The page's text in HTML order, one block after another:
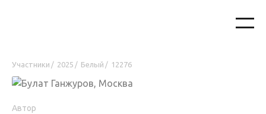
Участники / 2025 / Белый / 12276
Автор